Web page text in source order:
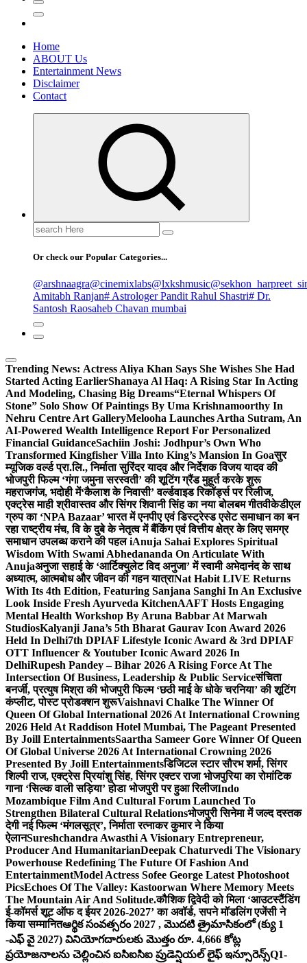
Home
ABOUT Us
Entertainment News
Disclaimer
Contact
Search
for:
Or check our Popular Categories...
@arshnaagra@cinemixlabs@lxkshmusic
Amitabh Ranjan# Astrologer Pandit Rahul Shastri# Dr.
Santosh Raosaheb Chavan mumbai
Trending News: Actress Aliya Khan Says She Wishes She Had
Started Acting EarlierShanaya Al Haq: A Rising Star In Acting
And Modeling, Chasing Big Dreams“Eternal Whispers Of
Stone” Solo Show Of Paintings By Uma Krishnamoorthy In
Nehru Centre Art GalleryMelooha Launches Artha Sutram, An
AI-Powered Wealth Intelligence Report For Personalized
Financial GuidanceSachiin Joshi: Jodhpur’s Own Who
Transformed Kingfisher Villa Into King’s Mansion In Goaसुर
म्यूजिक वर्ल्ड प्रा.लि., निर्माता सुरिंदर यादव और निर्देशक विजय यादव की
भोजपुरी फिल्म ‘गंगा जमुना सरस्वती’ की शूटिंग ग्रैंड मुहूर्त करके शुरू
महराजगंज, भदोही में‘कैलाश के निवासी’ वर्ल्डवाइड रिकॉर्ड्स पर रिलीज,
एक्ट्रेस माही श्रीवास्तव और सिंगर शिवानी सिंह का नया बोलबम गीतवीकेडीएल
ग्रुप का ‘NPA Bazaar’ भारत में एनपीए एवं डिस्ट्रेस्ड एसेट समाधान का बन
रहा राष्ट्रीय मंच, वि के दुबे के नेतृत्व में बैंकिंग एवं वित्तीय क्षेत्र के लिए समग्र
समाधान उपलब्ध कराने की पहल iAnuja Sahai Explores Spiritual
Wisdom With Swami Abhedananda On Articulate With
Anujaअनुजा सहाई के ‘आर्टिक्युलेट विद अनुजा’ में स्वामी अभेदानंद के साथ
अध्यात्म, आत्मबोध और जीवन की गहन यात्राNat Habit LIVE Returns
With Its 4th Edition, Featuring Sanjana Sanghi In An Exclusive
Look Inside Fresh Ayurveda KitchenAAFT Hosts Engaging
Mental Health Workshop By Aruna Babbar At Marwah
StudiosKalyanji Jana’s 5th Bharat Gaurav Icon Award 2026
Held In Delhi7th DPIAF Lifestyle Iconic Award & 3rd DPIAF
OTT Influencer & Youtuber Iconic Award 2026 In
DelhiRupesh Pandey – Bihar 2026 A Rising Force At The
Intersection Of Business, Leadership & Public Serviceसंचिता
बनर्जी, प्रत्युष मिश्रा की भोजपुरी फिल्म ‘छठी माई के धोके चरनिया’ की शूटिंग
कंप्लीट, पोस्ट प्रोडक्शन शुरूVaishnavi Chalke The Winner Of
Queen Of Global International 2026 At International Crowning
2026 Held At Raddison Hotel Mumbai, The Pageant Presented
By Joill EntertainmentsSaartha Sameer Gore Winner Of Queen
Of Global Universe 2026 At International Crowning 2026
Presented By Joill Entertainmentsडिजिटल स्टार सौरभ शर्मा, सिंगर
शिल्पी राज, एक्ट्रेस प्रियांशु सिंह, सिंगर एक्टर राजा भोजपुरिया का रोमांटिक
गाना ‘सिल्क वाली सड़िया’ होडा भोजपुरी पर हुआ रिलीजIndo
Mozambique Film And Cultural Forum Launched To
Strengthen Bilateral Cultural Relationsभोजपुरी सिनेमा में जल्द दस्तक
देगी नई फिल्म ‘मंगलसूत्र’, निर्माता रत्नाकर कुमार ने किया
ऐलानSureshchandra Awasthi A Visionary Entrepreneur,
Producer And HumanitarianDeepak Chaturvedi The Visionary
Powerhouse Redefining The Future Of Fashion And
EntertainmentModel Actress Sofee George Latest Photoshoot
PicsEchoes Of The Valley: Kastoorwan Where Memory Meets
The Mountain Air And Solitude.कौशिक द्विवेदी को मिला ‘आउटस्टैंडिंग
ई-कॉमर्स शूट ऑफ द ईयर 2026-2027’ का अवॉर्ड, सपने मॉडलिंग एजेंसी ने
किया सम्मानितఆర్థిక సంవత్సరం 2027 , మొదటి త్రైమాసికంలో (క్యు 1
-ఎఫ్ వై 2027) వినియోగదారులకు మొత్తం రూ. 4,666 కోట్ల
ప్రయోజనాలను చెల్లించిన ఐసిఐసిఐ ప్రుడెన్షియల్ లైఫ్ ఇన్సూరెన్స్Q1-